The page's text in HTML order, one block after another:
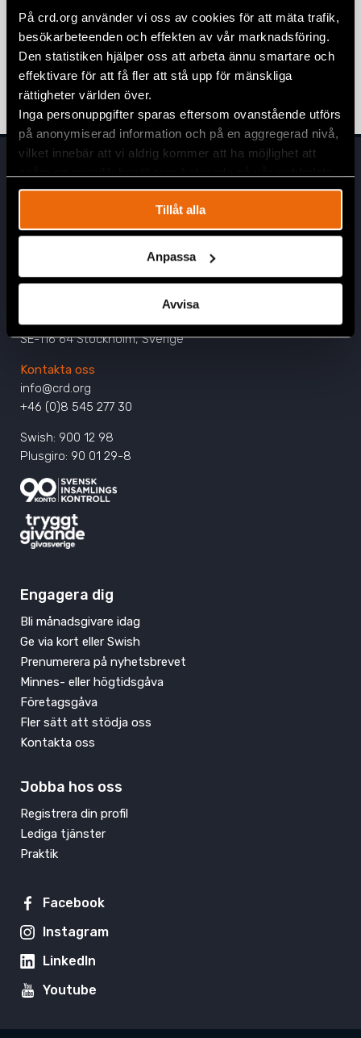
På crd.org använder vi oss av cookies för att mäta trafik,
besökarbeteenden och effekten av vår marknadsföring.
Den statistiken hjälper oss att arbeta ännu smartare och
effektivare för att få fler att stå upp för mänskliga
rättigheter världen över.
Inga personuppgifter sparas eftersom ovanstående utförs
på anonymiserad information och på en aggregerad nivå,
vilket innebär att vi aldrig kommer att ha möjlighet att
Tillåt alla
Anpassa
Avvisa
Yttrande över Skärpningar i lagen om
särskild kontroll av vissa utlänningar
och utlänningslagen (SOU 2025:114)
REMISSVAR
Huvudkontor
Östgötagatan 90
SE-116 64 Stockholm, Sverige
Kontakta oss
info@crd.org
+46 (0)8 545 277 30
Swish: 900 12 98
Plusgiro: 90 01 29-8
Engagera dig
Bli månadsgivare idag
Ge via kort eller Swish
Prenumerera på nyhetsbrevet
Minnes- eller högtidsgåva
Företagsgåva
Fler sätt att stödja oss
Kontakta oss
Jobba hos oss
Registrera din profil
Lediga tjänster
Praktik
Facebook
Instagram
LinkedIn
Youtube